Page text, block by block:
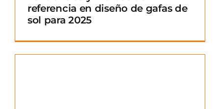
referencia en diseño de gafas de
sol para 2025